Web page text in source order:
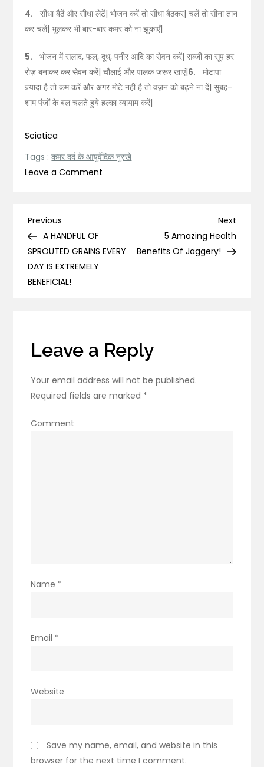
4. सीधा बैठें और सीधा लेटें| भोजन करें तो सीधा बैठकर| चलें तो सीना तान
कर चलें| भूलकर भी बार-बार कमर को ना झुकाएँ|
5. भोजन में सलाद, फल, दूध, पनीर आदि का सेवन करें| सब्जी का सूप हर
रोज़ बनाकर कर सेवन करें| चौलाई और पालक ज़रूर खाएं|6. मोटापा
ज़्यादा है तो कम करें और अगर मोटे नहीं है तो वज़न को बढ़ने ना दें| सुबह-
शाम पंजों के बल चलते हुये हल्का व्यायाम करें|
Sciatica
Tags :कमर दर्द के आयुर्वेदिक नुस्खे
Leave a Comment
नुस्खे
Post
navigation
Previous
Post
Previous
A HANDFUL OF
SPROUTED GRAINS EVERY
DAY IS EXTREMELY
BENEFICIAL!
Next
Post
Next
5 Amazing Health
Benefits Of Jaggery!
Leave a Reply
Your email address will not be published.
Required fields are marked *
Comment
Name *
Email *
Website
Save my name, email, and website in this
browser for the next time I comment.